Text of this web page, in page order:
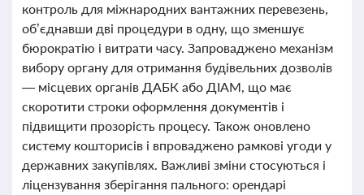
контроль для міжнародних вантажних перевезень,
об’єднавши дві процедури в одну, що зменшує
бюрократію і витрати часу. Запроваджено механізм
вибору органу для отримання будівельних дозволів
— місцевих органів ДАБК або ДІАМ, що має
скоротити строки оформлення документів і
підвищити прозорість процесу. Також оновлено
систему кошторисів і впроваджено рамкові угоди у
державних закупівлях. Важливі зміни стосуються і
ліцензування зберігання пального: орендарі